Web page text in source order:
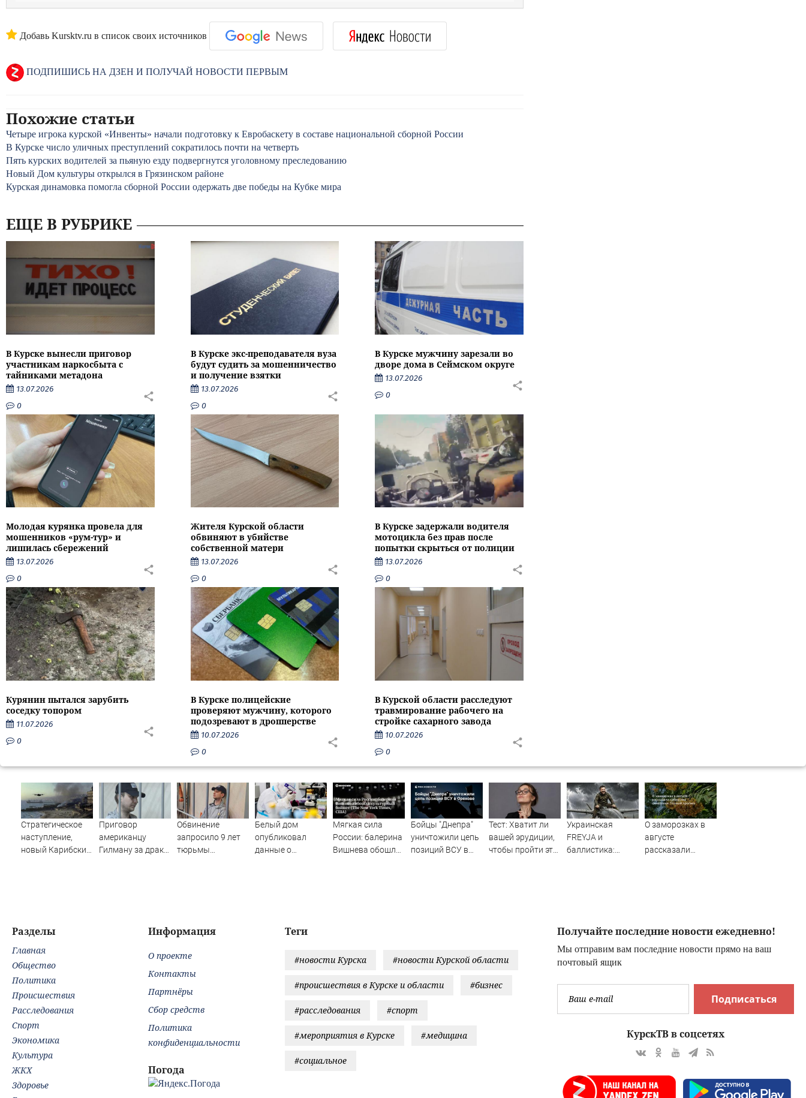
Добавь Kursktv.ru в список своих источников
ПОДПИШИСЬ НА ДЗЕН И ПОЛУЧАЙ НОВОСТИ ПЕРВЫМ
Похожие статьи
Четыре игрока курской «Инвенты» начали подготовку к Евробаскету в составе национальной сборной России
В Курске число уличных преступлений сократилось почти на четверть
Пять курских водителей за пьяную езду подвергнутся уголовному преследованию
Новый Дом культуры открылся в Грязинском районе
Курская динамовка помогла сборной России одержать две победы на Кубке мира
ЕЩЕ В РУБРИКЕ
В Курске вынесли приговор
участникам наркосбыта с
тайниками метадона
13.07.2026
0
В Курске экс-преподавателя вуза
будут судить за мошенничество
и получение взятки
13.07.2026
0
В Курске мужчину зарезали во
дворе дома в Сеймском округе
13.07.2026
0
Молодая курянка провела для
мошенников «рум-тур» и
лишилась сбережений
13.07.2026
0
Жителя Курской области
обвиняют в убийстве
собственной матери
13.07.2026
0
В Курске задержали водителя
мотоцикла без прав после
попытки скрыться от полиции
13.07.2026
0
Курянин пытался зарубить
соседку топором
11.07.2026
0
В Курске полицейские
проверяют мужчину, которого
подозревают в дропперстве
10.07.2026
0
В Курской области расследуют
травмирование рабочего на
стройке сахарного завода
10.07.2026
0
Стратегическое
наступление,
новый Карибский
Приговор
американцу
Гилману за драки
Обвинение
запросило 9 лет
тюрьмы
Белый дом
опубликовал
данные о
Мягкая сила
России: балерина
Вишнева обошла
Бойцы "Днепра"
уничтожили цепь
позиций ВСУ в
Тест: Хватит ли
вашей эрудиции,
чтобы пройти эту
Украинская
FREYJA и
баллистика:
О заморозках в
августе
рассказали
Получайте последние новости ежедневно!
Мы отправим вам последние новости прямо на ваш
почтовый ящик
Подписаться
КурскТВ в соцсетях
Теги
#новости Курска #новости Курской области
#происшествия в Курске и области #бизнес
#расследования #спорт
#мероприятия в Курске #медицина
#социальное
Разделы
Главная
Общество
Политика
Происшествия
Расследования
Спорт
Экономика
Культура
ЖКХ
Здоровье
Информация
О проекте
Контакты
Партнёры
Сбор средств
Политика
конфиденциальности
Погода